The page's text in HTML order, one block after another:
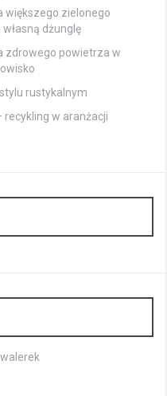
większego zielonego
dżunglę
zdrowego powietrza w
rustykalnym
w aranżacji